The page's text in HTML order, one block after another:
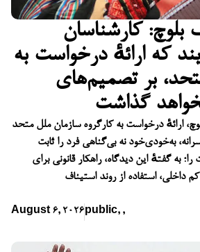
بلوچ: کارشناسان
که ارائهٔ درخواست به
بر تصمیم‌های
گذاشت
ارائهٔ درخواست به کارگروه سازمان ملل متحد
به‌خودی‌خود نه بی‌گناهی فرد را ثابت
به گفتهٔ این دیدگاه، راهکار قانونی برای
داخلی، استفاده از روند استیناف
August 6, 2026 public, ,